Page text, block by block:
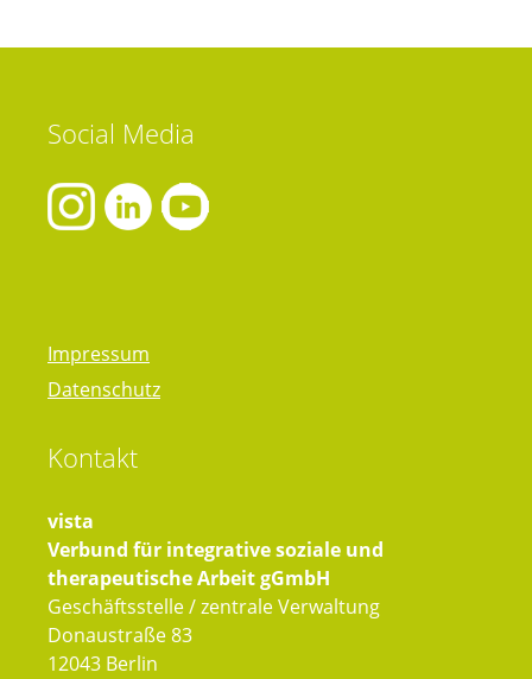
Social Media
Impressum
Datenschutz
Kontakt
vista
Verbund für integrative soziale und
therapeutische Arbeit gGmbH
Geschäftsstelle / zentrale Verwaltung
Donaustraße 83
12043 Berlin